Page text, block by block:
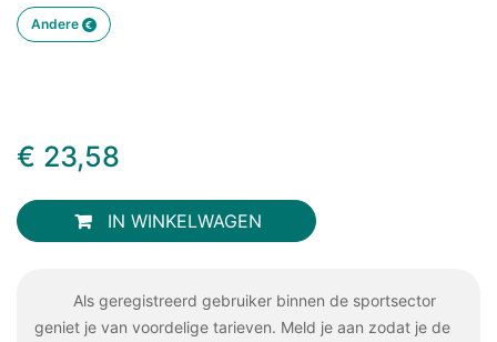
Andere
€ 23,58
IN WINKELWAGEN
Als geregistreerd gebruiker binnen de sportsector
geniet je van voordelige tarieven. Meld je aan zodat je de